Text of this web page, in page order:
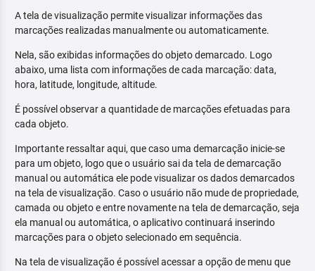
A tela de visualização permite visualizar informações das
marcações realizadas manualmente ou automaticamente.
Nela, são exibidas informações do objeto demarcado. Logo
abaixo, uma lista com informações de cada marcação: data,
hora, latitude, longitude, altitude.
É possível observar a quantidade de marcações efetuadas para
cada objeto.
Importante ressaltar aqui, que caso uma demarcação inicie-se
para um objeto, logo que o usuário sai da tela de demarcação
manual ou automática ele pode visualizar os dados demarcados
na tela de visualização. Caso o usuário não mude de propriedade,
camada ou objeto e entre novamente na tela de demarcação, seja
ela manual ou automática, o aplicativo continuará inserindo
marcações para o objeto selecionado em sequência.
Na tela de visualização é possível acessar a opção de menu que